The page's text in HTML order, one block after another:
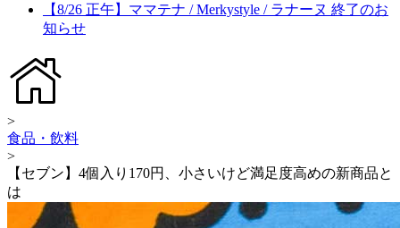
【8/26 正午】ママテナ / Merkystyle / ラナーヌ 終了のお
知らせ
>
食品・飲料
>
【セブン】4個入り170円、小さいけど満足度高めの新商品と
は